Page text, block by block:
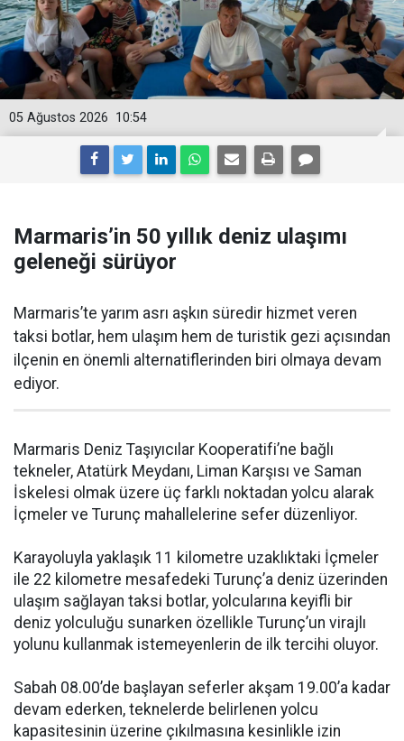
10:54
05 Ağustos 2026
Marmaris’in 50 yıllık deniz ulaşımı
geleneği sürüyor
Marmaris’te yarım asrı aşkın süredir hizmet veren
taksi botlar, hem ulaşım hem de turistik gezi açısından
ilçenin en önemli alternatiflerinden biri olmaya devam
ediyor.
Marmaris Deniz Taşıyıcılar Kooperatifi’ne bağlı
tekneler, Atatürk Meydanı, Liman Karşısı ve Saman
İskelesi olmak üzere üç farklı noktadan yolcu alarak
İçmeler ve Turunç mahallelerine sefer düzenliyor.
Karayoluyla yaklaşık 11 kilometre uzaklıktaki İçmeler
ile 22 kilometre mesafedeki Turunç’a deniz üzerinden
ulaşım sağlayan taksi botlar, yolcularına keyifli bir
deniz yolculuğu sunarken özellikle Turunç’un virajlı
yolunu kullanmak istemeyenlerin de ilk tercihi oluyor.
Sabah 08.00’de başlayan seferler akşam 19.00’a kadar
devam ederken, teknelerde belirlenen yolcu
kapasitesinin üzerine çıkılmasına kesinlikle izin